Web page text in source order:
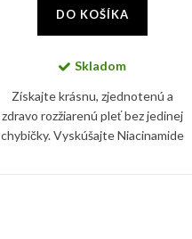
DO KOŠÍKA
Skladom
Získajte krásnu, zjednotenú a
zdravo rozžiarenú pleť bez jedinej
chybičky. Vyskúšajte Niacinamide